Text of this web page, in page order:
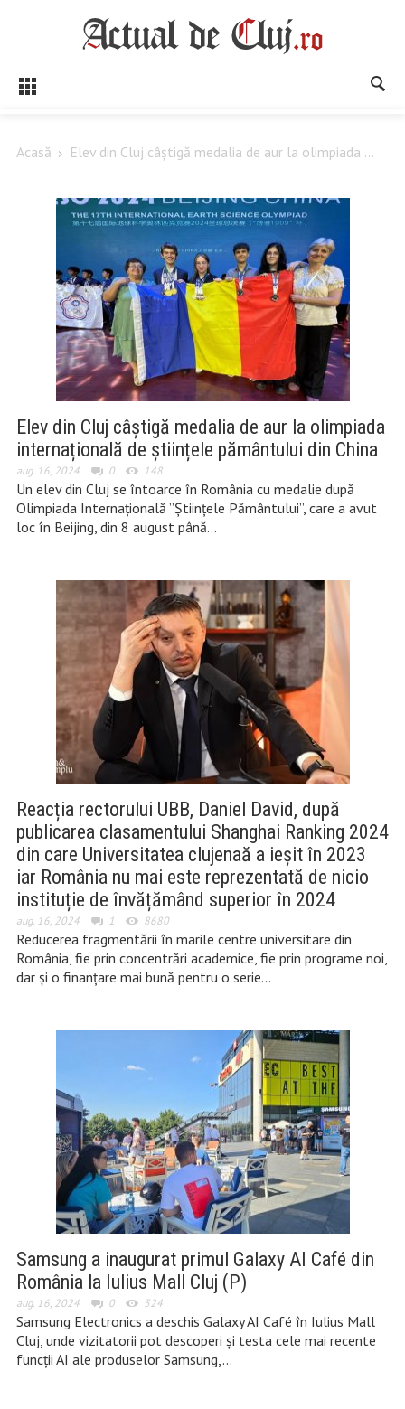
Acasă Elev din Cluj câștigă medalia de aur la olimpiada ...
Elev din Cluj câștigă medalia de aur la olimpiada
internațională de științele pământului din China
aug. 16, 2024 0 148
Un elev din Cluj se întoarce în România cu medalie după
Olimpiada Internațională ”Științele Pământului”, care a avut
loc în Beijing, din 8 august până…
Reacția rectorului UBB, Daniel David, după
publicarea clasamentului Shanghai Ranking 2024
din care Universitatea clujenaă a ieșit în 2023
iar România nu mai este reprezentată de nicio
instituție de învățămând superior în 2024
aug. 16, 2024 1 8680
Reducerea fragmentării în marile centre universitare din
România, fie prin concentrări academice, fie prin programe noi,
dar și o finanțare mai bună pentru o serie…
Samsung a inaugurat primul Galaxy AI Café din
România la Iulius Mall Cluj (P)
aug. 16, 2024 0 324
Samsung Electronics a deschis Galaxy AI Café în Iulius Mall
Cluj, unde vizitatorii pot descoperi și testa cele mai recente
funcții AI ale produselor Samsung,…